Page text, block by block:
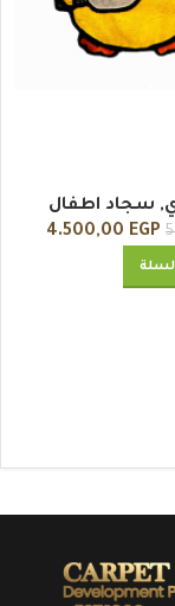
, سجاد اطفال
4.500,00 EGP